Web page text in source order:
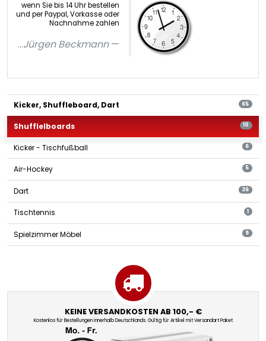
wenn Sie bis 14 Uhr bestellen
und per Paypal, Vorkasse oder
Nachnahme zahlen
...Jürgen Beckmann
Kicker, Shuffleboard, Dart 65
Shufflelboards 10
Kicker - Tischfußball 6
Air-Hockey 5
Dart 36
Tischtennis 1
Spielzimmer Möbel 9
KEINE VERSANDKOSTEN AB 100,- €
Kostenlos für Bestellungen innerhalb Deutschlands. Gültig für Artikel mit Versandart Paket